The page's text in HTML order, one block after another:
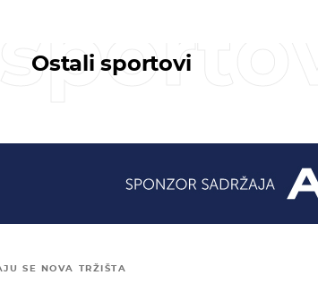
Ostali sportovi
SE NOVA TRŽIŠTA